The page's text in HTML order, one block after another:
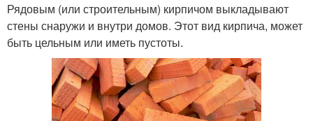
Рядовым (или строительным) кирпичом выкладывают
стены снаружи и внутри домов. Этот вид кирпича, может
быть цельным или иметь пустоты.